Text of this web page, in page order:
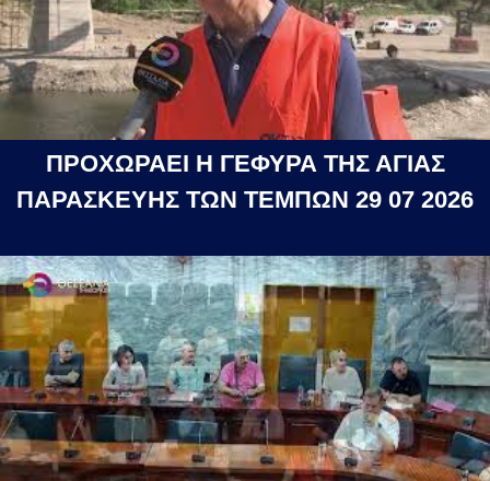
ΠΡΟΧΩΡΑΕΙ Η ΓΕΦΥΡΑ ΤΗΣ ΑΓΙΑΣ
ΠΑΡΑΣΚΕΥΗΣ ΤΩΝ ΤΕΜΠΩΝ 29 07 2026